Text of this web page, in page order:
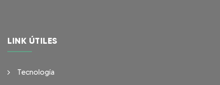
LINK ÚTILES
Tecnología